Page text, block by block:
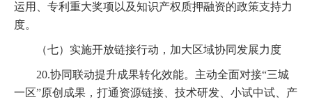
运用、专利重大奖项以及知识产权质押融资的政策支持力
度。
（七）实施开放链接行动，加大区域协同发展力度
20.协同联动提升成果转化效能。主动全面对接“三城
一区”原创成果，打通资源链接、技术研发、小试中试、产